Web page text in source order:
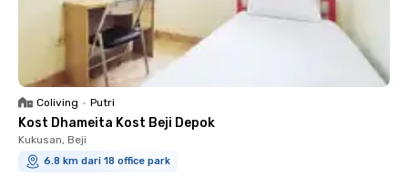
Coliving • Putri
Kost Dhameita Kost Beji Depok
Kukusan, Beji
6.8 km dari 18 office park